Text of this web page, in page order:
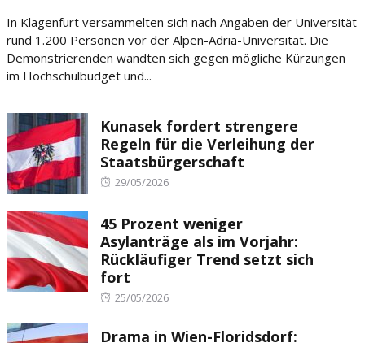
In Klagenfurt versammelten sich nach Angaben der Universität
rund 1.200 Personen vor der Alpen-Adria-Universität. Die
Demonstrierenden wandten sich gegen mögliche Kürzungen
im Hochschulbudget und...
Kunasek fordert strengere
Regeln für die Verleihung der
Staatsbürgerschaft
Posted
29/05/2026
45 Prozent weniger
Asylanträge als im Vorjahr:
Rückläufiger Trend setzt sich
fort
Posted
25/05/2026
Drama in Wien-Floridsdorf: